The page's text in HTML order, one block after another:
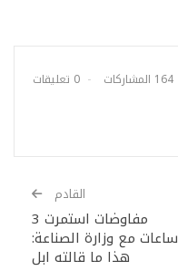
164 المشاركات 0 تعليقات
القادم
مفاوضات استمرت 3
ساعات مع وزارة الصناعة:
هذا ما قالته ابل